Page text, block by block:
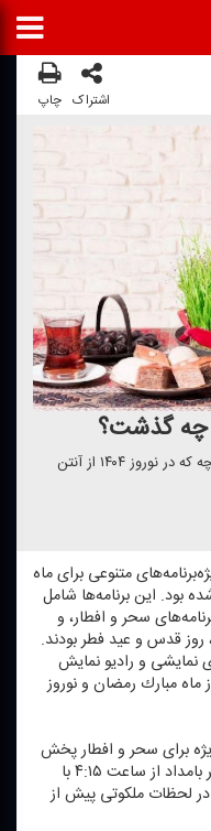
اشتراک چاپ
روابط عمومی رادیو نمایش مروری دارد بر آنچه كه در نوروز ۱۴۰۴ از آنتن
متنوعی برای ماه
تدارك دیده شده بود. این برنامه‌ها شامل
سحر و افطار، و
قدس و عید فطر بودند.
نمایشی و رادیو نمایش
ماه مبارك رمضان و نوروز
برای سحر و افطار پخش
می‌شد. برنامه سحرگاهی «فصل وصل» هر بامداد از ساعت ۴:۱۵ با
لحظات ملكوتی پیش از